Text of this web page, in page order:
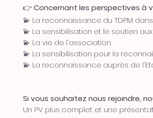
👉Concernant les perspectives à
💫 La reconnaissance du TDPM
💫 La sensibilisation et le soutien
💫 La vie de l'association.
💫 La sensibilisation pour la
💫 La reconnaissance auprès de
Si vous souhaitez nous rejoindre,
Un PV plus complet et une